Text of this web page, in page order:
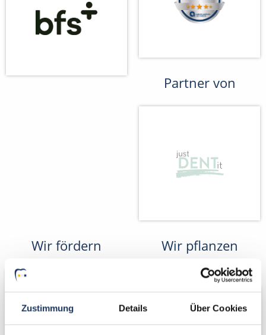
Zustimmung Details Über Cookies
Partner von
Wir fördern
Wir pflanzen
Bäume